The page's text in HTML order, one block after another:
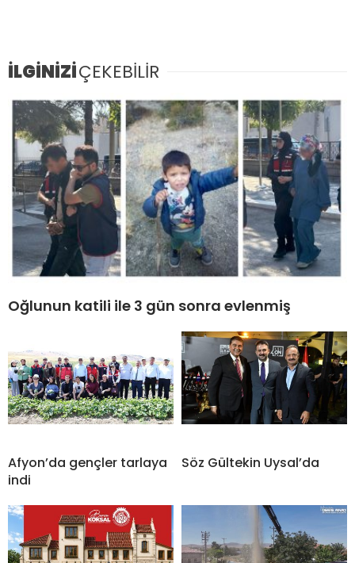
İLGİNİZİÇEKEBİLİR
Oğlunun katili ile 3 gün sonra evlenmiş
Afyon’da gençler tarlaya
indi
Söz Gültekin Uysal’da